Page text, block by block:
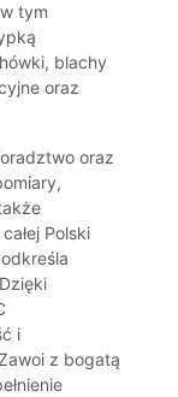
tym
blachy
oraz
oraz
Polski
i
z bogatą